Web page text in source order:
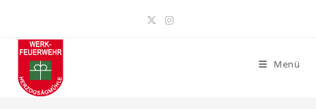
springen
Menü